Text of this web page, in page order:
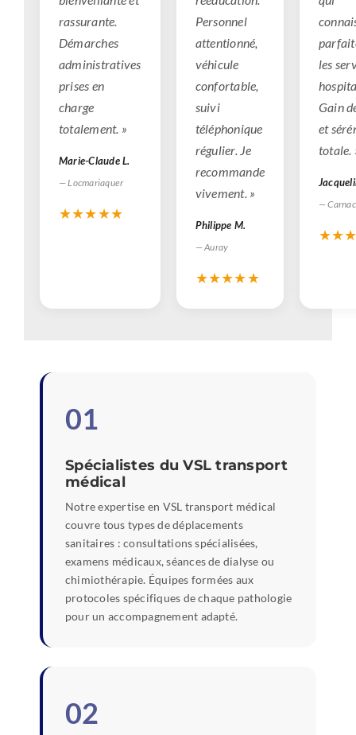
rassurante.
Démarches
administratives
prises en
charge
totalement. »
Marie-Claude L.
— Locmariaquer
★★★★★
Personnel
attentionné,
véhicule
confortable,
suivi
téléphonique
régulier. Je
recommande
vivement. »
Philippe M.
— Auray
★★★★★
les
Gain
et
totale.
— Carnac
01
Spécialistes du VSL transport
médical
Notre expertise en VSL transport médical
couvre tous types de déplacements
sanitaires : consultations spécialisées,
examens médicaux, séances de dialyse ou
chimiothérapie. Équipes formées aux
protocoles spécifiques de chaque pathologie
pour un accompagnement adapté.
02